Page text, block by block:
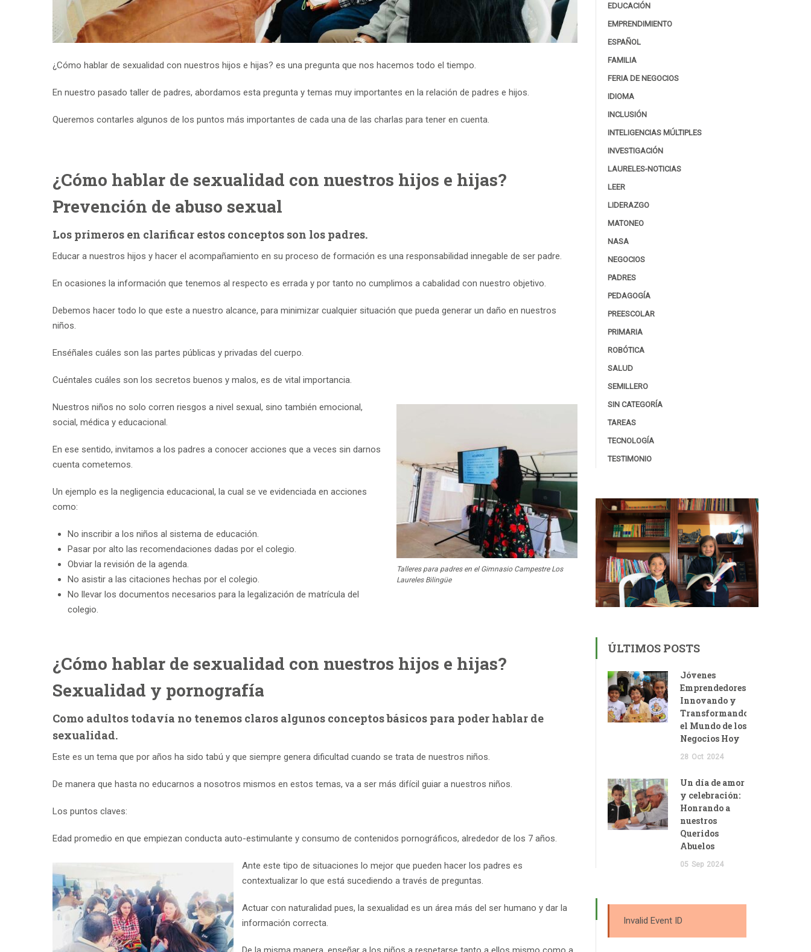
¿Cómo hablar de sexualidad con nuestros hijos e hijas? es una pregunta que nos hacemos todo el tiempo.
En nuestro pasado taller de padres, abordamos esta pregunta y temas muy importantes en la relación de padres e hijos.
Queremos contarles algunos de los puntos más importantes de cada una de las charlas para tener en cuenta.
¿Cómo hablar de sexualidad con nuestros hijos e hijas?
Prevención de abuso sexual
Los primeros en clarificar estos conceptos son los padres.
Educar a nuestros hijos y hacer el acompañamiento en su proceso de formación es una responsabilidad innegable de ser padre.
En ocasiones la información que tenemos al respecto es errada y por tanto no cumplimos a cabalidad con nuestro objetivo.
Debemos hacer todo lo que este a nuestro alcance, para minimizar cualquier situación que pueda generar un daño en nuestros
niños.
Enséñales cuáles son las partes públicas y privadas del cuerpo.
Cuéntales cuáles son los secretos buenos y malos, es de vital importancia.
Talleres para padres en el Gimnasio Campestre Los
Laureles Bilingüe
Nuestros niños no solo corren riesgos a nivel sexual, sino también emocional,
social, médica y educacional.
En ese sentido, invitamos a los padres a conocer acciones que a veces sin darnos
cuenta cometemos.
Un ejemplo es la negligencia educacional, la cual se ve evidenciada en acciones
como:
No inscribir a los niños al sistema de educación.
Pasar por alto las recomendaciones dadas por el colegio.
Obviar la revisión de la agenda.
No asistir a las citaciones hechas por el colegio.
No llevar los documentos necesarios para la legalización de matrícula del
colegio.
¿Cómo hablar de sexualidad con nuestros hijos e hijas?
Sexualidad y pornografía
Como adultos todavía no tenemos claros algunos conceptos básicos para poder hablar de
sexualidad.
Este es un tema que por años ha sido tabú y que siempre genera dificultad cuando se trata de nuestros niños.
De manera que hasta no educarnos a nosotros mismos en estos temas, va a ser más difícil guiar a nuestros niños.
Los puntos claves:
Edad promedio en que empiezan conducta auto-estimulante y consumo de contenidos pornográficos, alrededor de los 7 años.
Ante este tipo de situaciones lo mejor que pueden hacer los padres es
contextualizar lo que está sucediendo a través de preguntas.
Actuar con naturalidad pues, la sexualidad es un área más del ser humano y dar la
información correcta.
EDUCACIÓN
EMPRENDIMIENTO
ESPAÑOL
FAMILIA
FERIA DE NEGOCIOS
IDIOMA
INCLUSIÓN
INTELIGENCIAS MÚLTIPLES
INVESTIGACIÓN
LAURELES-NOTICIAS
LEER
LIDERAZGO
MATONEO
NASA
NEGOCIOS
PADRES
PEDAGOGÍA
PREESCOLAR
PRIMARIA
ROBÓTICA
SALUD
SEMILLERO
SIN CATEGORÍA
TAREAS
TECNOLOGÍA
TESTIMONIO
ÚLTIMOS POSTS
Jóvenes
Emprendedores:
Innovando y
Transformando
el Mundo de los
Negocios Hoy
28 Oct 2024
Un día de amor
y celebración:
Honrando a
nuestros
Queridos
Abuelos
05 Sep 2024
Invalid Event ID